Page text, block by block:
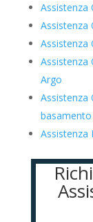
Assistenza
Assistenza
Assistenza
Assistenza
Argo
Assistenza
Assistenza